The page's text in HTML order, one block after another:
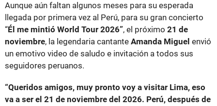
Aunque aún faltan algunos meses para su esperada
llegada por primera vez al Perú, para su gran concierto
“Él me mintió World Tour 2026”, el próximo 21 de
noviembre, la legendaria cantante Amanda Miguel envió
un emotivo video de saludo e invitación a todos sus
seguidores peruanos.
“Queridos amigos, muy pronto voy a visitar Lima, eso
va a ser el 21 de noviembre del 2026. Perú, después de